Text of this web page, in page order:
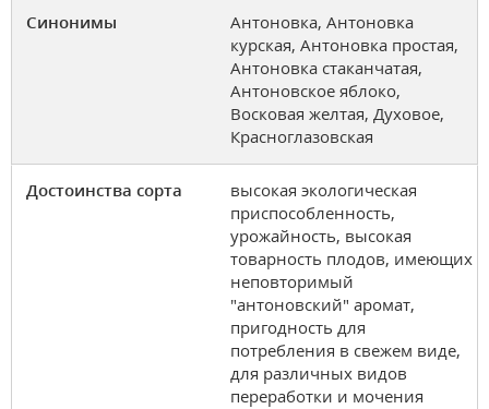
Синонимы
Антоновка, Антоновка
курская, Антоновка простая,
Антоновка стаканчатая,
Антоновское яблоко,
Восковая желтая, Духовое,
Красноглазовская
Достоинства сорта
высокая экологическая
приспособленность,
урожайность, высокая
товарность плодов, имеющих
неповторимый
"антоновский" аромат,
пригодность для
потребления в свежем виде,
для различных видов
переработки и мочения